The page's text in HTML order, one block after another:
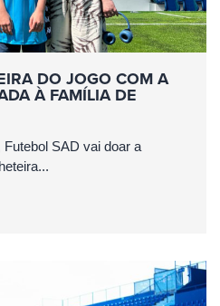
DO JOGO COM A
À FAMÍLIA DE
SAD vai doar a